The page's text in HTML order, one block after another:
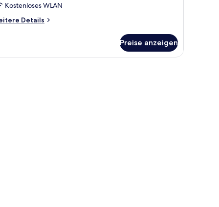
Kostenloses WLAN
Details
Preise anzeigen